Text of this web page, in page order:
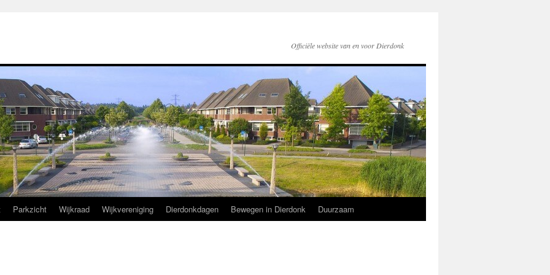
Officiële website van en voor Dierdonk
Parkzicht Wijkraad Wijkvereniging Dierdonkdagen Bewegen in Dierdonk Duurzaam